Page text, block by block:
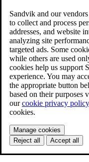
Sandvik and our
to collect and process
addresses, and website
analyzing site
targeted ads. Some
while others are used
cookies help us support
experience. You may
the appropriate button
based on their purposes
ourcookie privacy policy
cookies.
Manage cookies
Reject all
Accept all